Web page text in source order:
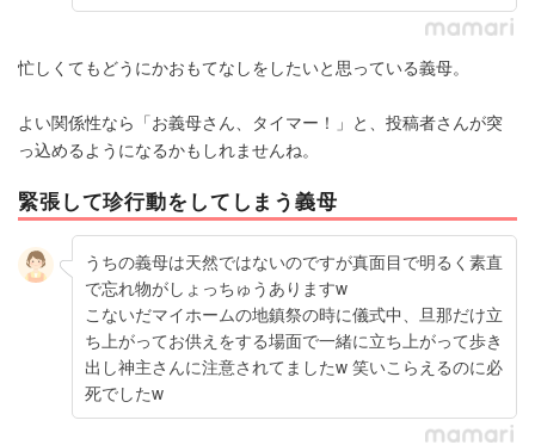
忙しくてもどうにかおもてなしをしたいと思っている義母。
よい関係性なら「お義母さん、タイマー！」と、投稿者さんが突
っ込めるようになるかもしれませんね。
緊張して珍行動をしてしまう義母
うちの義母は天然ではないのですが真面目で明るく素直
で忘れ物がしょっちゅうありますw
こないだマイホームの地鎮祭の時に儀式中、旦那だけ立
ち上がってお供えをする場面で一緒に立ち上がって歩き
出し神主さんに注意されてましたw 笑いこらえるのに必
死でしたw